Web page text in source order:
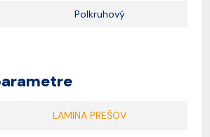
Polkruhový
LAMINA PREŠOV